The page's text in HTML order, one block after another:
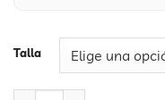
Talla